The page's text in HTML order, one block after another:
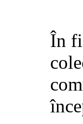
În